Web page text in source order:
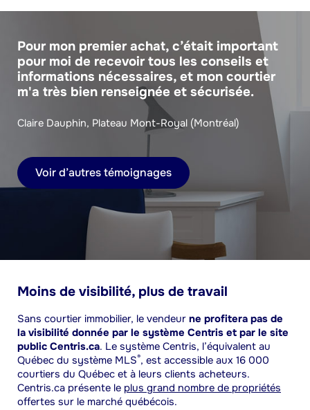
Pour mon premier achat, c’était important
pour moi de recevoir tous les conseils et
informations nécessaires, et mon courtier
m'a très bien renseignée et sécurisée.
Claire Dauphin, Plateau Mont-Royal (Montréal)
Voir d’autres témoignages
Moins de visibilité, plus de travail
Sans courtier immobilier, le vendeur ne profitera pas de
la visibilité donnée par le système Centris et par le site
public Centris.ca. Le système Centris, l’équivalent au
Québec du système MLS®, est accessible aux 16 000
courtiers du Québec et à leurs clients acheteurs.
Centris.ca présente le plus grand nombre de propriétés
offertes sur le marché québécois.